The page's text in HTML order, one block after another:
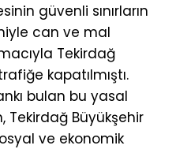
güvenli sınırların
can ve mal
Tekirdağ
kapatılmıştı.
bulan bu yasal
Tekirdağ Büyükşehir
ve ekonomik